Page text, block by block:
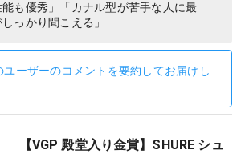
も優秀」「カナル型が苦手な人に最
っかり聞こえる」
ユーザーのコメントを要約してお届けし
【VGP 殿堂入り金賞】SHURE シュ